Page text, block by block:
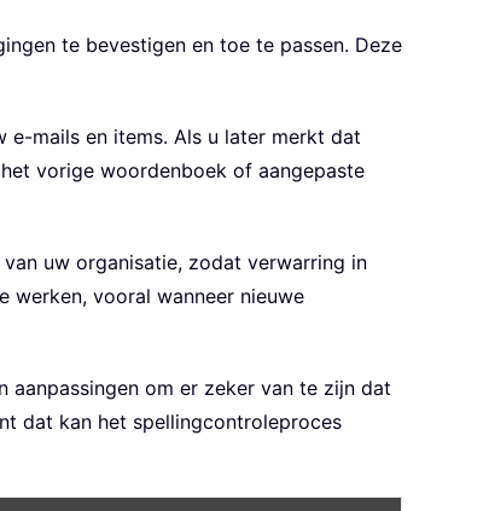
te bevestigen en toe te passen. Deze
mails en items. Als u later merkt dat
vorige woordenboek of aangepaste
uw organisatie, zodat verwarring in
werken, vooral wanneer nieuwe
om er zeker van te zijn dat
dat kan het spellingcontroleproces